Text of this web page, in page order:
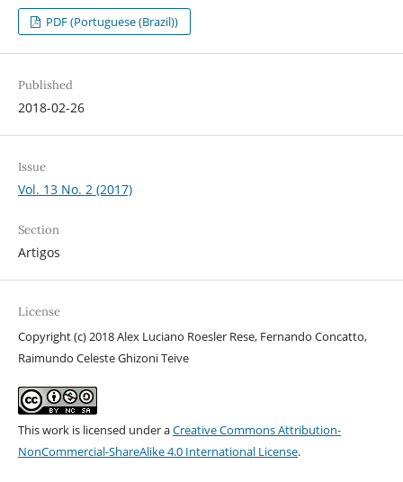
PDF (Portuguese (Brazil))
Published
2018-02-26
Issue
Vol. 13 No. 2 (2017)
Section
Artigos
License
Copyright (c) 2018 Alex Luciano Roesler Rese, Fernando Concatto,
Raimundo Celeste Ghizoni Teive
This work is licensed under aCreative Commons Attribution-
NonCommercial-ShareAlike 4.0 International License.